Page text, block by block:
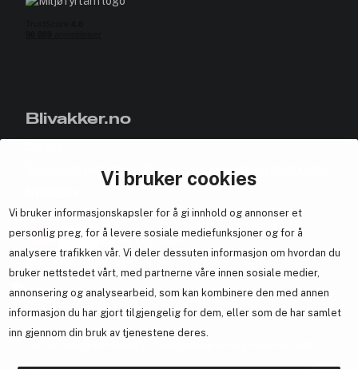
Vi bruker cookies
Vi bruker informasjonskapsler for å gi innhold og annonser et
personlig preg, for å levere sosiale mediefunksjoner og for å
analysere trafikken vår. Vi deler dessuten informasjon om hvordan du
bruker nettstedet vårt, med partnerne våre innen sosiale medier,
annonsering og analysearbeid, som kan kombinere den med annen
informasjon du har gjort tilgjengelig for dem, eller som de har samlet
inn gjennom din bruk av tjenestene deres.
Blivakker.no
Bli medlem helt gratis - få poeng og eksklusive rabattkoder.
Samarbeid med oss
En del avBrandsdal Group AS